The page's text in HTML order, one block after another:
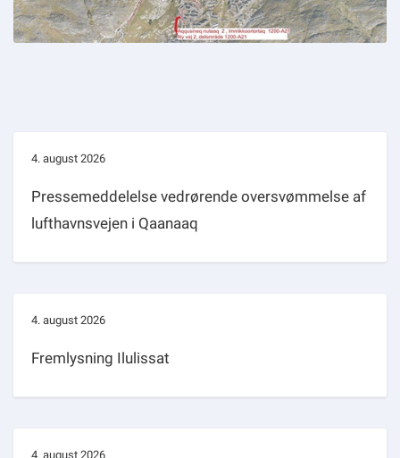
4. august 2026
Pressemeddelelse vedrørende oversvømmelse af
lufthavnsvejen i Qaanaaq
4. august 2026
Fremlysning Ilulissat
4. august 2026